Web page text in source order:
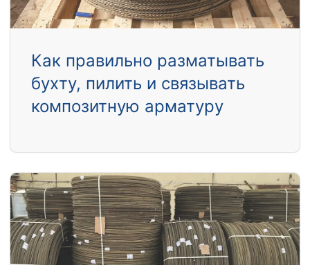
Как правильно разматывать
бухту, пилить и связывать
композитную арматуру